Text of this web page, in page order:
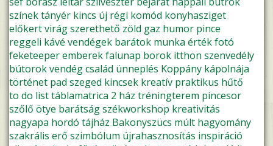
színektányér kincs új régi komód konyhasziget
előkertvirágszerethető zöld gaz humor pince
reggeli kávé vendégek barátok munka értékfotó
feketeeperemberekfalunap borok itthon szenvedély
bútorokvendégcsalád ünneplés Koppány kápolnája
történet pad szeged kincsek kreatív praktikus hűtő
to do listtáblamatrica 2 ház tréningterem pincesor
szőlő ötye barátságszékworkshop kreativitás
nagyapa hordó tájház Bakonyszücs múlt hagyomány
szakrális erő szimbólum újrahasznosítás inspiráció